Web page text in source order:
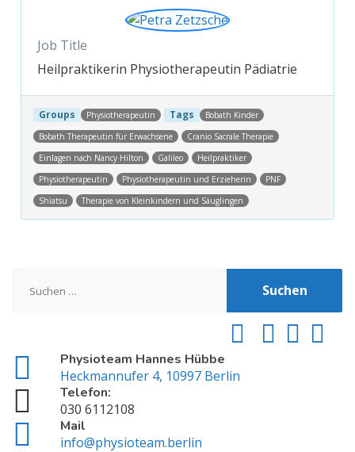
Job Title
Heilpraktikerin Physiotherapeutin Pädiatrie
Groups Physiotherapeutin Tags
Bobath Kinder
Bobath Therapeutin für Erwachsene
Cranio Sacrale Therapie
Einlagen nach Nancy Hilton
Galileo
Heilpraktiker
Physiotherapeutin
Physiotherapeutin und Erzieherin
PNF
Shiatsu
Therapie von Kleinkindern und Säuglingen
nach:
Physioteam Hannes Hübbe
Heckmannufer 4, 10997 Berlin
Telefon:
030 6112108
Mail
info@physioteam.berlin